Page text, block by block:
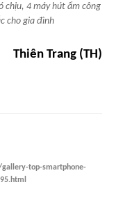
chịu, 4 máy hút ẩm công
cho gia đình
Thiên Trang (TH)
top-smartphone-